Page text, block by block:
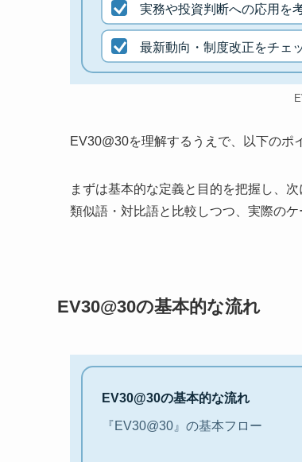
実務や投資判断への応用を
最新動向・制度改正をチェ
EV30@30を理解するうえで、以下のポ
まずは基本的な定義と目的を把握し、
類似語・対比語と比較しつつ、実際の
EV30@30の基本的な流れ
EV30@30の基本的な流れ
『EV30@30』の基本フロー